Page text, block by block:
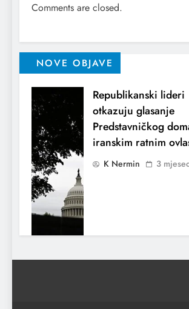
Comments are closed.
NOVE OBJAVE
Republikanski
otkazuju glasanje
Predstavničkog
iranskim ratnim
K Nermin 3